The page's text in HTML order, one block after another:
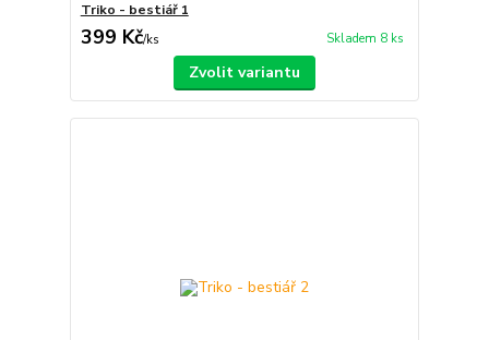
Triko - bestiář 1
399 Kč/ks Skladem 8 ks
Zvolit variantu